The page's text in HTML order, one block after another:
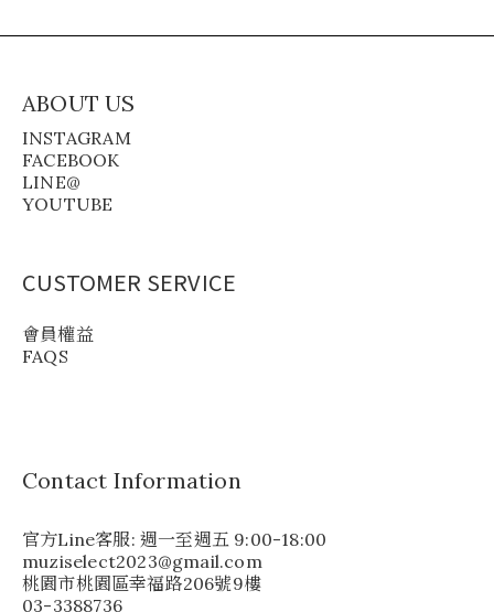
ABOUT US
INSTAGRAM
FACEBOOK
LINE@
YOUTUBE
CUSTOMER SERVICE
會員權益
FAQS
Contact Information
官方Line客服: 週一至週五 9:00-18:00
muziselect2023@gmail.com
桃園市桃園區幸福路206號9樓
03-3388736